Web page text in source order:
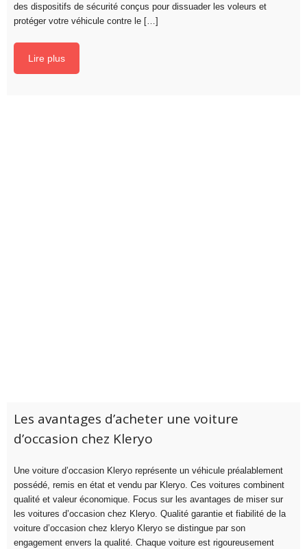
des dispositifs de sécurité conçus pour dissuader les voleurs et
protéger votre véhicule contre le […]
Lire plus
Les avantages d’acheter une voiture
d’occasion chez Kleryo
Une voiture d’occasion Kleryo représente un véhicule préalablement
possédé, remis en état et vendu par Kleryo. Ces voitures combinent
qualité et valeur économique. Focus sur les avantages de miser sur
les voitures d’occasion chez Kleryo. Qualité garantie et fiabilité de la
voiture d’occasion chez kleryo Kleryo se distingue par son
engagement envers la qualité. Chaque voiture est rigoureusement